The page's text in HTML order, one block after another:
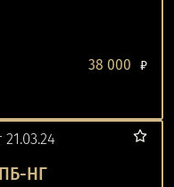
38 000 ₽
НГ